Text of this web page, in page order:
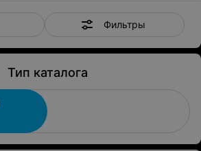
Фильтры
Тип каталога